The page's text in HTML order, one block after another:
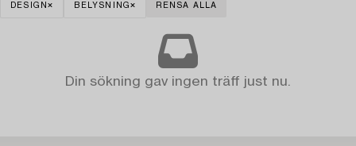
DESIGN BELYSNING RENSA ALLA
Din sökning gav ingen träff just nu.